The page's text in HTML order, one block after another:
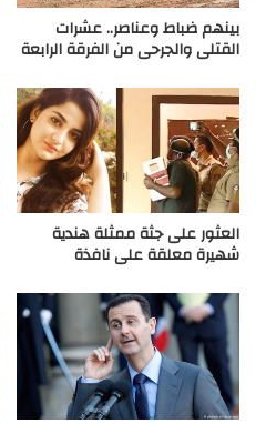
بينهم ضباط وعناصر.. عشرات
القتلى والجرحى من الفرقة الرابعة
العثور على جثة ممثلة هندية
شهيرة معلقة على نافذة